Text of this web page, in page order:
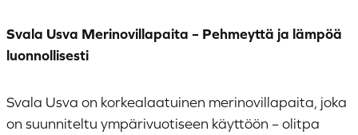
Svala Usva Merinovillapaita – Pehmeyttä ja lämpöä
luonnollisesti
Svala Usva on korkealaatuinen merinovillapaita, joka
on suunniteltu ympärivuotiseen käyttöön – olitpa